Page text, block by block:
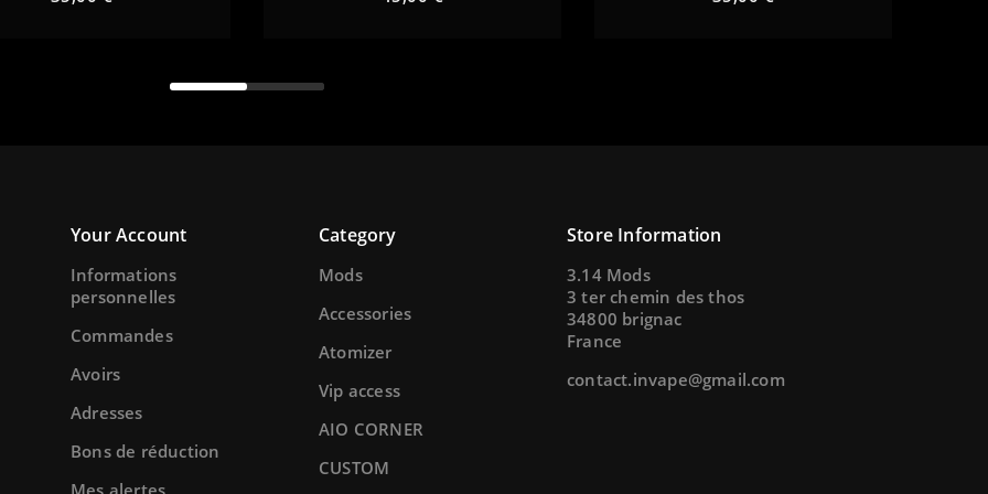
Your Account
Informations
personnelles
Commandes
Avoirs
Adresses
Bons de réduction
Mes alertes
Category
Mods
Accessories
Atomizer
Vip access
AIO CORNER
CUSTOM
Store Information
3.14 Mods
3 ter chemin des thos
34800 brignac
France
contact.invape@gmail.com